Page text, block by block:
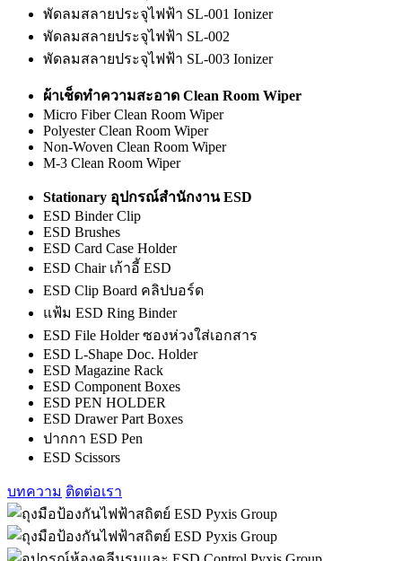
พัดลมสลายประจุไฟฟ้า SL-001 Ionizer
พัดลมสลายประจุไฟฟ้า SL-002
พัดลมสลายประจุไฟฟ้า SL-003 Ionizer
ผ้าเช็ดทำความสะอาด Clean Room Wiper
Micro Fiber Clean Room Wiper
Polyester Clean Room Wiper
Non-Woven Clean Room Wiper
M-3 Clean Room Wiper
Stationary อุปกรณ์สำนักงาน ESD
ESD Binder Clip
ESD Brushes
ESD Card Case Holder
ESD Chair เก้าอี้ ESD
ESD Clip Board คลิปบอร์ด
แฟ้ม ESD Ring Binder
ESD File Holder ซองห่วงใส่เอกสาร
ESD L-Shape Doc. Holder
ESD Magazine Rack
ESD Component Boxes
ESD PEN HOLDER
ESD Drawer Part Boxes
ปากกา ESD Pen
ESD Scissors
บทความ ติดต่อเรา